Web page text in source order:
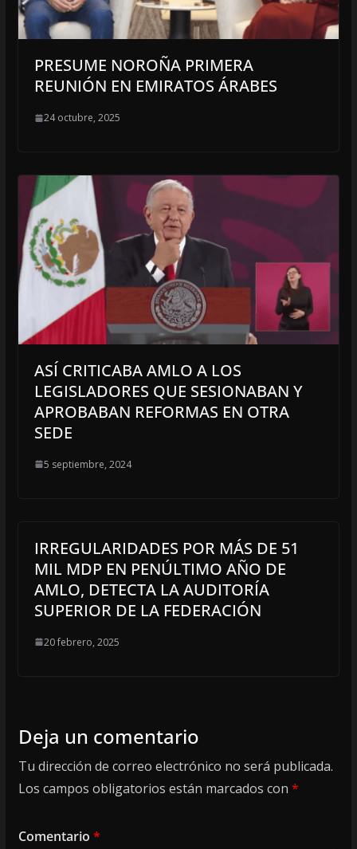
PRESUME NOROÑA PRIMERA
REUNIÓN EN EMIRATOS ÁRABES
24 octubre, 2025
ASÍ CRITICABA AMLO A LOS
LEGISLADORES QUE SESIONABAN Y
APROBABAN REFORMAS EN OTRA
SEDE
5 septiembre, 2024
IRREGULARIDADES POR MÁS DE 51
MIL MDP EN PENÚLTIMO AÑO DE
AMLO, DETECTA LA AUDITORÍA
SUPERIOR DE LA FEDERACIÓN
20 febrero, 2025
Deja un comentario
Tu dirección de correo electrónico no será publicada.
Los campos obligatorios están marcados con *
Comentario *